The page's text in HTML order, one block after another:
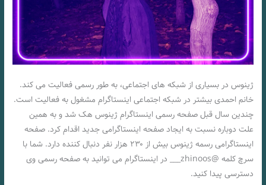
ژینوس در بسیاری از شبکه های اجتماعی، به طور رسمی فعالیت می کند.
خانم احمدی بیشتر در شبکه اجتماعی اینستاگرام مشغول به فعالیت است.
چندین سال قبل صفحه رسمی اینستاگرام ژینوس هک شد و به همین
علت دوباره نسبت به ایجاد صفحه اینستاگرامی جدید اقدام کرد. صفحه
اینستاگرامی رسمه ژینوس بیش از ۲۳۰ هزار نفر دنبال کننده دارد. شما با
سرچ کلمه @zhinoos___ در اینستاگرام می توانید به صفحه رسمی وی
دسترسی پیدا کنید.